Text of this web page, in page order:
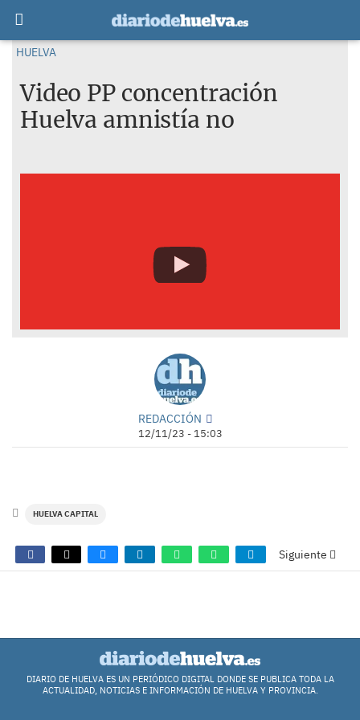
HUELVA
Video PP concentración
Huelva amnistía no
REDACCIÓN
12/11/23 - 15:03
HUELVA CAPITAL
Siguiente
DIARIO DE HUELVA ES UN PERIÓDICO DIGITAL DONDE SE PUBLICA TODA LA
ACTUALIDAD, NOTICIAS E INFORMACIÓN DE HUELVA Y PROVINCIA.